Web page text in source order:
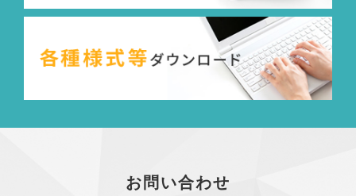
お問い合わせ